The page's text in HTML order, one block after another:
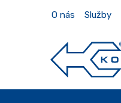
O nás Služby